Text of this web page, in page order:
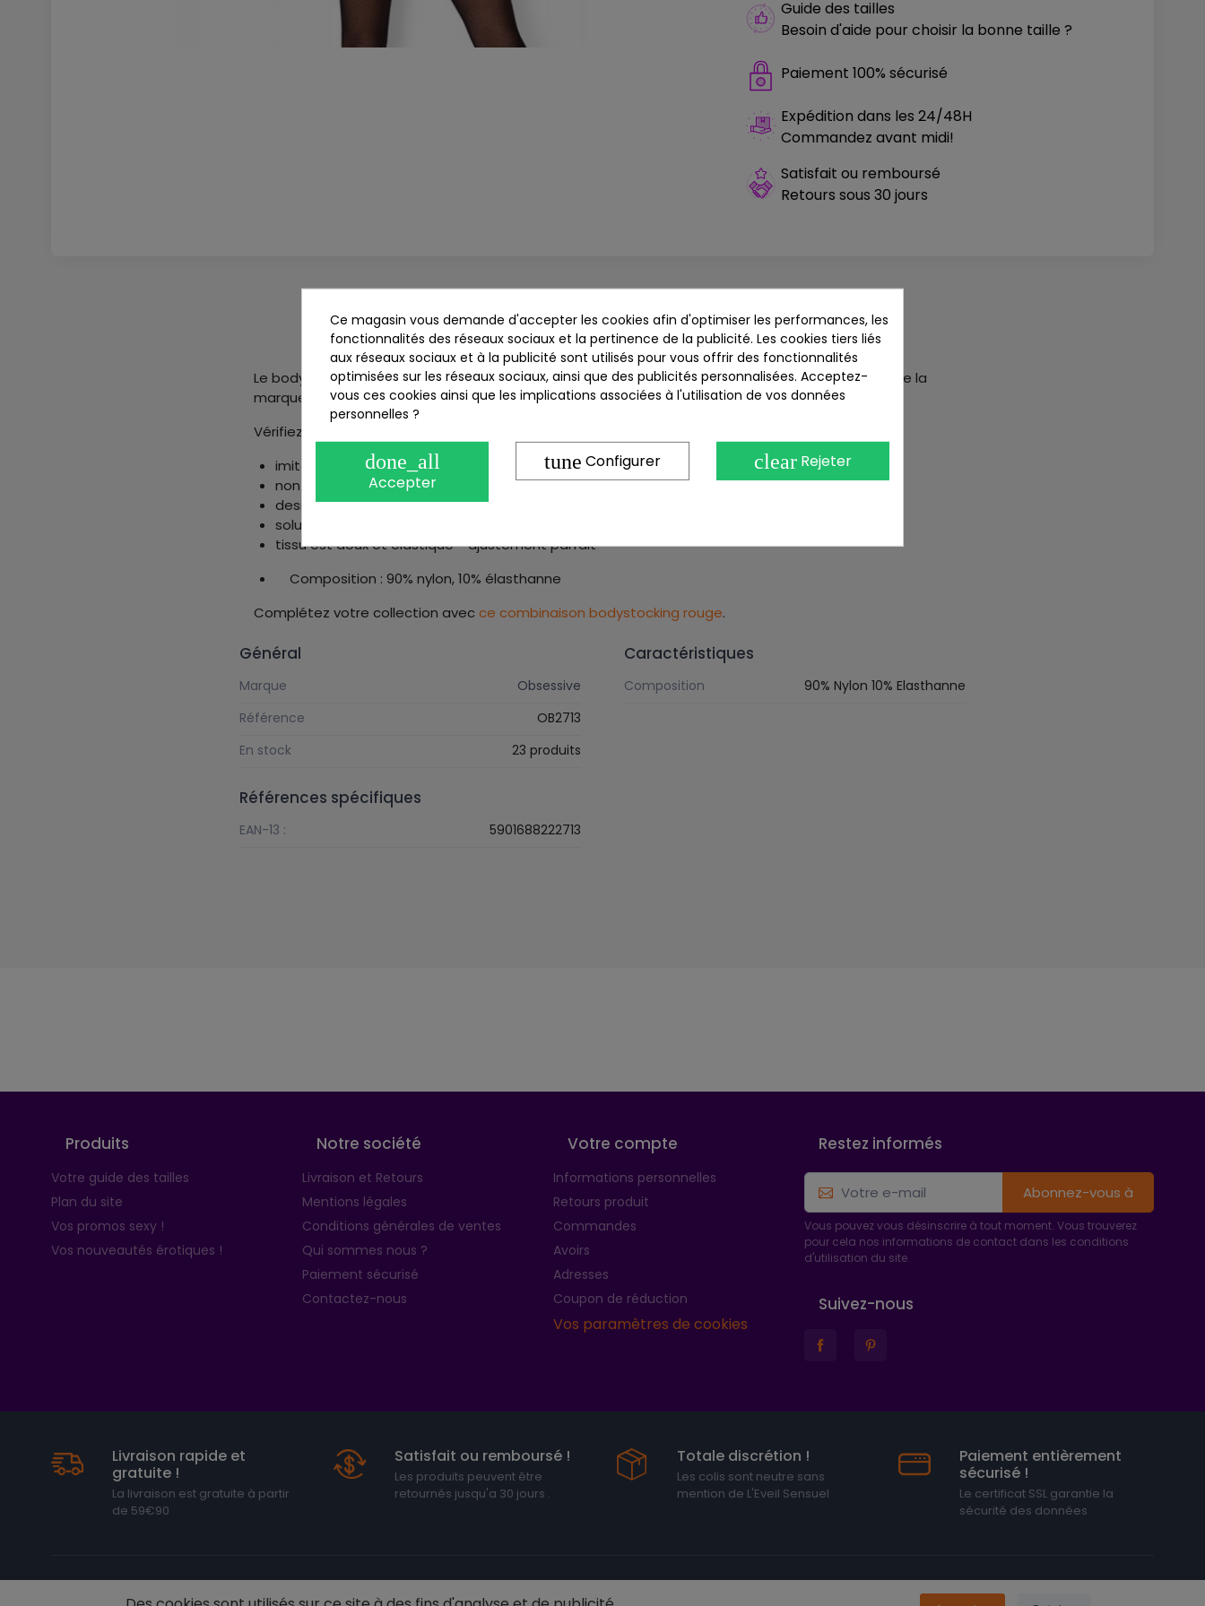
Guide des tailles
Besoin d'aide pour choisir la bonne taille ?
Paiement 100% sécurisé
Expédition dans les 24/48H
Commandez avant midi!
Satisfait ou remboursé
Retours sous 30 jours
Détails produit
Le bodystocking le plus sexy que vous ayez jamais vu ? sans aucun doute possible avec le G314 de la
marque de lingerie sexy Obsessive.
Vérifiez tous les détails :
imitation des bonnets - la poitrine est mise en valeur
non transparent à droite et à gauche du corps - effet optique amincissant
design séduisant à l'arrière des jambes
solution 3SKnit
tissu est doux et élastique - ajustement parfait
Composition : 90% nylon, 10% élasthanne
Complétez votre collection avecce combinaison bodystocking rouge.
Général
Marque
Obsessive
Référence
OB2713
En stock
23 produits
Caractéristiques
Composition 90% Nylon 10% Elasthanne
Références spécifiques
EAN-13 : 5901688222713
Produits
Votre guide des tailles
Plan du site
Vos promos sexy !
Vos nouveautés érotiques !
Notre société
Livraison et Retours
Mentions légales
Conditions générales de ventes
Qui sommes nous ?
Paiement sécurisé
Contactez-nous
Votre compte
Informations personnelles
Retours produit
Commandes
Avoirs
Adresses
Coupon de réduction
Vos paramètres de cookies
Restez informés
Abonnez-vous à
Vous pouvez vous désinscrire à tout moment. Vous trouverez
pour cela nos informations de contact dans les conditions
d'utilisation du site.
Suivez-nous
Livraison rapide et
gratuite !
La livraison est gratuite à partir
de 59€90
Satisfait ou remboursé !
Les produits peuvent être
retournés jusqu'a 30 jours .
Totale discrétion !
Les colis sont neutre sans
mention de L'Eveil Sensuel
Paiement entièrement
sécurisé !
Le certificat SSL garantie la
sécurité des données
© Tous droits réservés. Réalisé par Votre sexshop en ligne L Eveil Sensuel
Ce magasin vous demande d'accepter les cookies afin d'optimiser les performances, les
fonctionnalités des réseaux sociaux et la pertinence de la publicité. Les cookies tiers liés
aux réseaux sociaux et à la publicité sont utilisés pour vous offrir des fonctionnalités
optimisées sur les réseaux sociaux, ainsi que des publicités personnalisées. Acceptez-
vous ces cookies ainsi que les implications associées à l'utilisation de vos données
personnelles ?
done_all
Accepter
tune Configurer clear Rejeter